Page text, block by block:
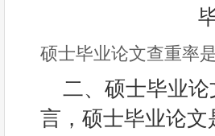
硕士毕业论文查重率
二、硕士毕业
言，硕士毕业论文